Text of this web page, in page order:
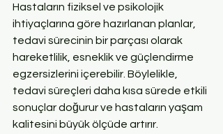
Hastaların fiziksel ve psikolojik
ihtiyaçlarına göre hazırlanan planlar,
tedavi sürecinin bir parçası olarak
hareketlilik, esneklik ve güçlendirme
egzersizlerini içerebilir. Böylelikle,
tedavi süreçleri daha kısa sürede etkili
sonuçlar doğurur ve hastaların yaşam
kalitesini büyük ölçüde artırır.